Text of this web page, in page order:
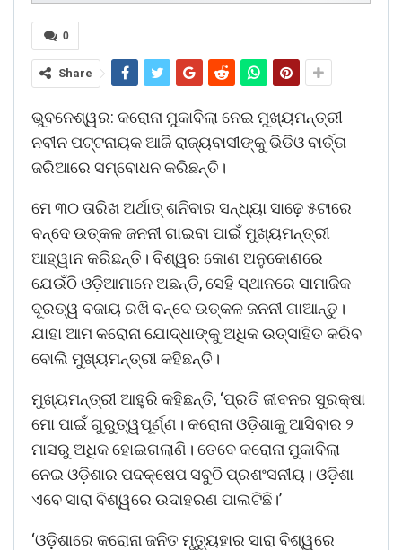
0
Share
ଭୁବନେଶ୍ୱର: କରୋନା ମୁକାବିଲା ନେଇ ମୁଖ୍ୟମନ୍ତ୍ରୀ
ନବୀନ ପଟ୍ଟନାୟକ ଆଜି ରାଜ୍ୟବାସୀଙ୍କୁ ଭିଡିଓ ବାର୍ତ୍ତା
ଜରିଆରେ ସମ୍ବୋଧନ କରିଛନ୍ତି।
ମେ ୩୦ ତାରିଖ ଅର୍ଥାତ୍‌ ଶନିବାର ସନ୍ଧ୍ୟା ସାଢ଼େ ୫ଟାରେ
ବନ୍ଦେ ଉତ୍କଳ ଜନନୀ ଗାଇବା ପାଇଁ ମୁଖ୍ୟମନ୍ତ୍ରୀ
ଆହ୍ୱାନ କରିଛନ୍ତି। ବିଶ୍ୱର କୋଣ ଅନୁକୋଣରେ
ଯେଉଁଠି ଓଡ଼ିଆମାନେ ଅଛନ୍ତି, ସେହି ସ୍ଥାନରେ ସାମାଜିକ
ଦୂରତ୍ୱ ବଜାୟ ରଖି ବନ୍ଦେ ଉତ୍କଳ ଜନନୀ ଗାଆନ୍ତୁ।
ଯାହା ଆମ କରୋନା ଯୋଦ୍ଧାଙ୍କୁ ଅଧିକ ଉତ୍ସାହିତ କରିବ
ବୋଲି ମୁଖ୍ୟମନ୍ତ୍ରୀ କହିଛନ୍ତି।
ମୁଖ୍ୟମନ୍ତ୍ରୀ ଆହୁରି କହିଛନ୍ତି, ‘ପ୍ରତି ଜୀବନର ସୁରକ୍ଷା
ମୋ ପାଇଁ ଗୁରୁତ୍ୱପୂର୍ଣ୍ଣ। କରୋନା ଓଡ଼ିଶାକୁ ଆସିବାର ୨
ମାସରୁ ଅଧିକ ହୋଇଗଲାଣି। ତେବେ କରୋନା ମୁକାବିଲା
ନେଇ ଓଡ଼ିଶାର ପଦକ୍ଷେପ ସବୁଠି ପ୍ରଶଂସନୀୟ। ଓଡ଼ିଶା
ଏବେ ସାରା ବିଶ୍ୱରେ ଉଦାହରଣ ପାଲଟିଛି।’
‘ଓଡ଼ିଶାରେ କରୋନା ଜନିତ ମୃତ୍ୟୁହାର ସାରା ବିଶ୍ୱରେ